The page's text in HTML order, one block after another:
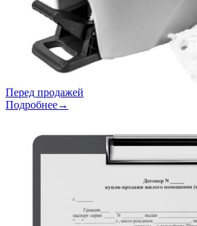
Перед продажей
Подробнее→